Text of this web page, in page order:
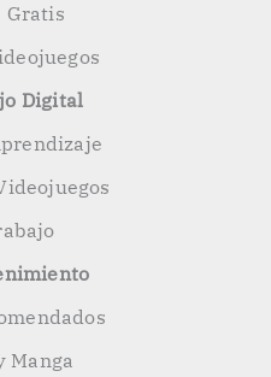
Gratis
Digital
Manga